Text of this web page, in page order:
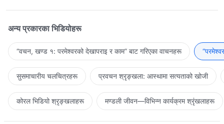
अन्य प्रकारका भिडियोहरू
“वचन, खण्ड १: परमेश्‍वरको देखापराइ र काम” बाट गरिएका वाचनहरू
सुसमाचारीय चलचित्रहरू प्रवचन श्रृङ्खला: आस्थामा सत्यताको खोजी
कोरल भिडियो श्रृङ्खलाहरू मण्डली जीवन—विभिन्‍न कार्यक्रम श्रृंखलाहरू